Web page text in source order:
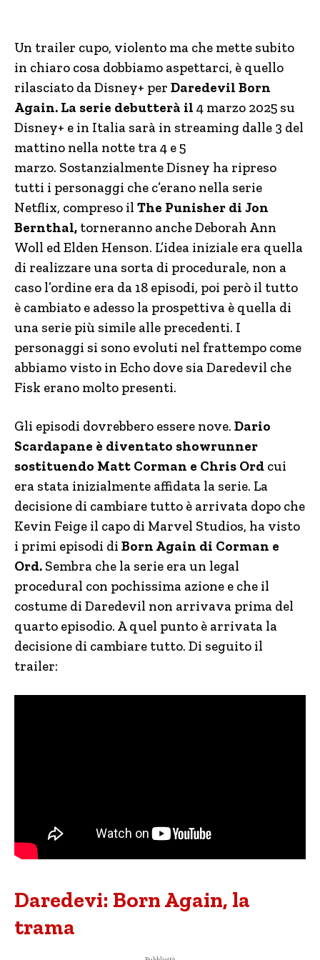
Un trailer cupo, violento ma che mette subito
in chiaro cosa dobbiamo aspettarci, è quello
rilasciato da Disney+ per Daredevil Born
Again. La serie debutterà il 4 marzo 2025 su
Disney+ e in Italia sarà in streaming dalle 3 del
mattino nella notte tra 4 e 5
marzo. Sostanzialmente Disney ha ripreso
tutti i personaggi che c’erano nella serie
Netflix, compreso il The Punisher di Jon
Bernthal, torneranno anche Deborah Ann
Woll ed Elden Henson. L’idea iniziale era quella
di realizzare una sorta di procedurale, non a
caso l’ordine era da 18 episodi, poi però il tutto
è cambiato e adesso la prospettiva è quella di
una serie più simile alle precedenti. I
personaggi si sono evoluti nel frattempo come
abbiamo visto in Echo dove sia Daredevil che
Fisk erano molto presenti.
Gli episodi dovrebbero essere nove. Dario
Scardapane è diventato showrunner
sostituendo Matt Corman e Chris Ord cui
era stata inizialmente affidata la serie. La
decisione di cambiare tutto è arrivata dopo che
Kevin Feige il capo di Marvel Studios, ha visto
i primi episodi di Born Again di Corman e
Ord. Sembra che la serie era un legal
procedural con pochissima azione e che il
costume di Daredevil non arrivava prima del
quarto episodio. A quel punto è arrivata la
decisione di cambiare tutto. Di seguito il
trailer:
Daredevi: Born Again, la
trama